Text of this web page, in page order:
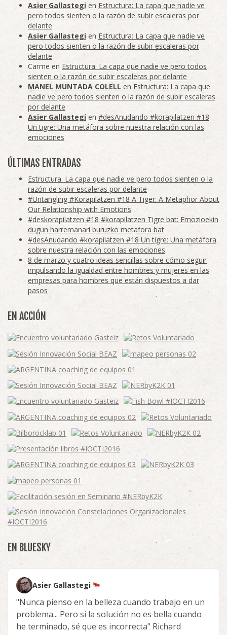
Asier Gallastegi en Estructura: La capa que nadie ve
pero todos sienten o la razón de subir escaleras por
delante
Asier Gallastegi en Estructura: La capa que nadie ve
pero todos sienten o la razón de subir escaleras por
delante
Carme en Estructura: La capa que nadie ve pero todos
sienten o la razón de subir escaleras por delante
MANEL MUNTADA COLELL en Estructura: La capa que
nadie ve pero todos sienten o la razón de subir escaleras
por delante
Asier Gallastegi en #desAnudando #korapilatzen #18
Un tigre: Una metáfora sobre nuestra relación con las
emociones
ÚLTIMAS ENTRADAS
Estructura: La capa que nadie ve pero todos sienten o la
razón de subir escaleras por delante
#Untangling #Korapilatzen #18 A Tiger: A Metaphor About
Our Relationship with Emotions
#deskorapilatzen #18 #korapilatzen Tigre bat: Emozioekin
dugun harremanari buruzko metafora bat
#desAnudando #korapilatzen #18 Un tigre: Una metáfora
sobre nuestra relación con las emociones
8 de marzo y cuatro ideas sencillas sobre cómo seguir
impulsando la igualdad entre hombres y mujeres en las
empresas para hombres que están dispuestos a dar
pasos
EN ACCIÓN
EN BLUESKY
Asier Gallastegi
"Nunca pienso en la belleza cuando trabajo en un
problema... Pero si la solución no es bella cuando
he terminado, sé que es incorrecta" Richard